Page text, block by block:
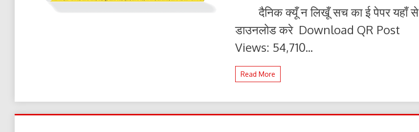
क्यूँ
न
सच
डाउनलोड
दैनिक क्यूँ न लिखूँ सच का ई पेपर यहाँ से
डाउनलोड करे Download QR Post
Views: 54,710...
Read More